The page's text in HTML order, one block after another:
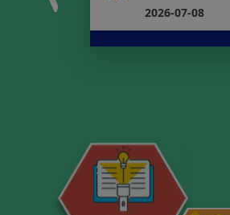
Po Leung Kuk
2026-07-08